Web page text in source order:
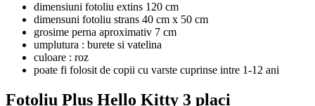
dimensiuni fotoliu extins 120 cm
dimensuni fotoliu strans 40 cm x 50 cm
grosime perna aproximativ 7 cm
umplutura : burete si vatelina
culoare : roz
poate fi folosit de copii cu varste cuprinse intre 1-12 ani
Fotoliu Plus Hello Kitty 3 placi